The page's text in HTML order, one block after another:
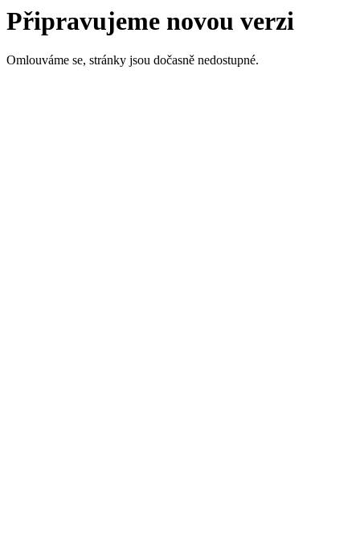
Připravujeme novou verzi
Omlouváme se, stránky jsou dočasně nedostupné.